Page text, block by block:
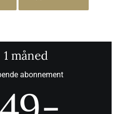
1 måned
abonnement